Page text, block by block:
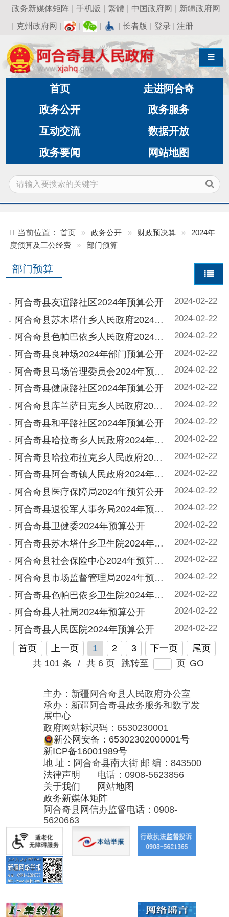
政务新媒体矩阵 | 手机版 繁體 | 中国政府网 | 新疆政府网
克州政府网 | | | 长者版 | 登录|注册
导航切换
首页 走进阿合奇
政务公开 政务服务
互动交流 数据开放
政务要闻 网站地图
当前位置： 首页 » 政务公开 » 财政预决算 »
2024年
部门预算
阿合奇县友谊路社区2024年预算公开
阿合奇县苏木塔什乡人民政府2024年预算公开
2024-02-22
阿合奇县色帕巴依乡人民政府2024年部门预算公开
阿合奇县良种场2024年部门预算公开
2024-02-22
阿合奇县健康路社区2024年预算公开
2024-02-22
阿合奇县库兰萨日克乡人民政府2024年部门预算公开
2024-02-22
阿合奇县和平路社区2024年预算公开
2024-02-22
阿合奇县哈拉奇乡人民政府2024年预算公开
2024-02-22
阿合奇县哈拉布拉克乡人民政府2024年部门预算公开
2024-02-22
阿合奇县阿合奇镇人民政府2024年部门预算公开
2024-02-22
阿合奇县医疗保障局2024年预算公开
2024-02-22
2024-02-22
阿合奇县社会保险中心2024年预算公开
2024-02-22
阿合奇县市场监督管理局2024年预算公开
2024-02-22
阿合奇县色帕巴依乡卫生院2024年预算公开
2024-02-22
阿合奇县人社局2024年预算公开
2024-02-22
阿合奇县人民医院2024年预算公开
首页
上一页 1 2 3 下一页 尾页
主办：新疆阿合奇县人民政府办公室
承办：新疆阿合奇县政务服务和数字发
展中心
政府网站标识码：6530230001
新公网安备：65302302000001号
新ICP备16001989号
关于我们
网站地图
政务新媒体矩阵
阿合奇县网信办监督电话：0908-
5620663